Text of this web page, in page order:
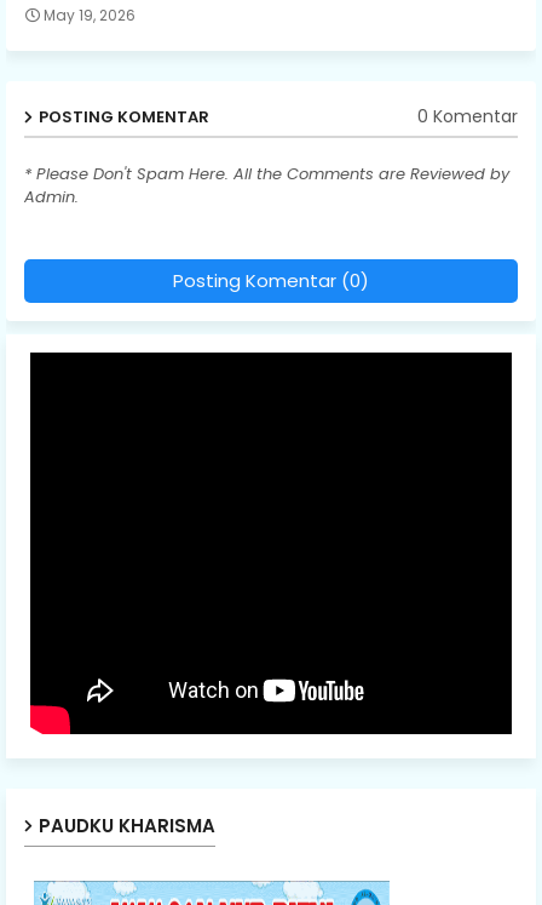
May 19, 2026
POSTING KOMENTAR 0 Komentar
* Please Don't Spam Here. All the Comments are Reviewed by
Admin.
Posting Komentar (0)
PAUDKU KHARISMA